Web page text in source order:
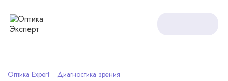
Оптика Expert
Диагностика зрения